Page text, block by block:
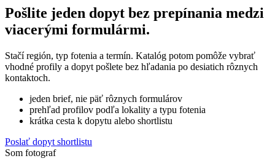
Pošlite jeden dopyt bez prepínania medzi
viacerými formulármi.
Stačí región, typ fotenia a termín. Katalóg potom pomôže vybrať
vhodné profily a dopyt pošlete bez hľadania po desiatich rôznych
kontaktoch.
jeden brief, nie päť rôznych formulárov
prehľad profilov podľa lokality a typu fotenia
krátka cesta k dopytu alebo shortlistu
Poslať dopyt shortlistu
Som fotograf